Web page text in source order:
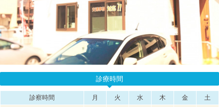
診療時間
診察時間 月 火 水 木 金
土